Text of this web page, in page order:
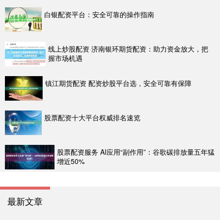
白银配资平台：安全可靠的操作指南
线上炒股配资 济南银环期货配资：助力资金放大，把
握市场机遇
镇江期货配资 配资炒股平台选，安全可靠有保障
股票配资十大平台权威排名速览
股票配资服务 AI应用“副作用”：谷歌碳排放量五年猛
增近50%
最新文章